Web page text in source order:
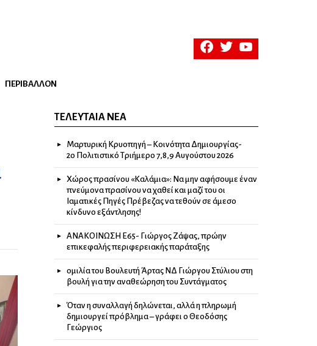
facebooktwitteryoutube
ΠΕΡΙΒΆΛΛΟΝ
ΤΕΛΕΥΤΑΊΑ ΝΈΑ
Μαρτυρική Κρυοπηγή – Κοινότητα Δημιουργίας-
2ο Πολιτιστικό Τριήμερο 7,8,9 Αυγούστου 2026
Χώρος πρασίνου «Καλάμια»: Να μην αφήσουμε έναν
πνεύμονα πρασίνου να χαθεί και μαζί του οι
Ιαματικές Πηγές Πρέβεζας να τεθούν σε άμεσο
κίνδυνο εξάντλησης!
ΑΝΑΚΟΙΝΩΣΗ Ε65- Γιώργος Ζάψας, πρώην
επικεφαλής περιφερειακής παράταξης
ομιλία του Βουλευτή Άρτας ΝΔ Γιώργου Στύλιου στη
βουλή για την αναθεώρηση του Συντάγματος
Όταν η συναλλαγή δηλώνεται, αλλά η πληρωμή
δημιουργεί πρόβλημα – γράφει ο Θεοδόσης
Γεώργιος